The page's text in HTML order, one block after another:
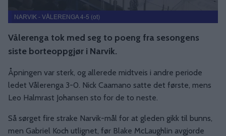
NARVIK - VÅLERENGA 4-5 (ot)
Vålerenga tok med seg to poeng fra sesongens
siste borteoppgjør i Narvik.
Åpningen var sterk, og allerede midtveis i andre periode
ledet Vålerenga 3-0. Nick Caamano satte det første, mens
Leo Halmrast Johansen sto for de to neste.
Så sørget fire strake Narvik-mål for at gleden gikk til bunns,
men Gabriel Koch utlignet, før Blake McLaughlin avgjorde